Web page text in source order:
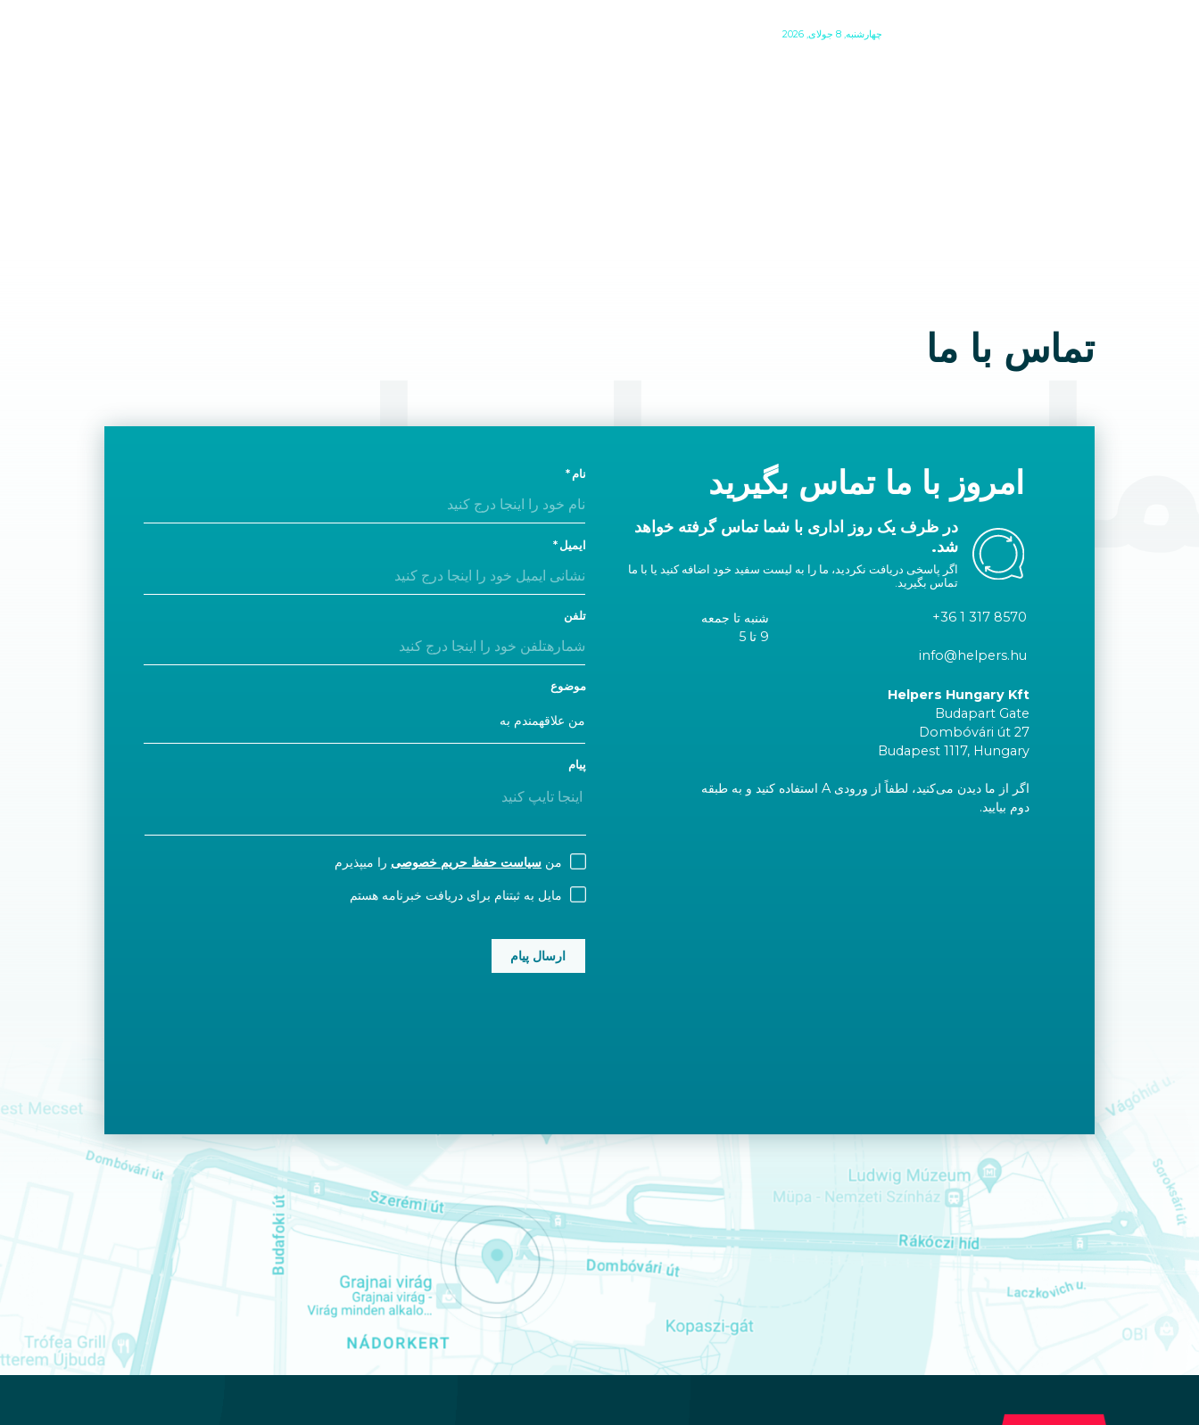
چهارشنبه, 8 جولای, 2026
با ما تماس با ما
امروز با ما تماس بگیرید
در ظرف یک روز اداری با شما تماس گرفته خواهد
شد.
اگر پاسخی دریافت نکردید، ما را به لیست سفید خود اضافه کنید یا با ما
تماس بگیرید.
+36 1 317 8570
info@helpers.hu
شنبه تا جمعه
9 تا 5
Helpers Hungary Kft
Budapart Gate
Dombóvári út 27
Budapest 1117, Hungary
اگر از ما دیدن می‌کنید، لطفاً از ورودی A استفاده کنید و به طبقه
دوم بیایید.
نام
ایمیل
تلفن
موضوع
پیام
CONSENT
من سیاست حفظ حریم خصوصی را میپذیرم
NEWSLETTER
مایل به ثبتنام برای دریافت خبرنامه هستم